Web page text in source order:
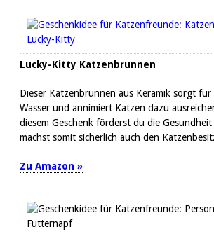
Lucky-Kitty Katzenbrunnen
Dieser Katzenbrunnen aus Keramik sorgt
Wasser und annimiert Katzen dazu
diesem Geschenk förderst du die
machst somit sicherlich auch den
Zu Amazon »